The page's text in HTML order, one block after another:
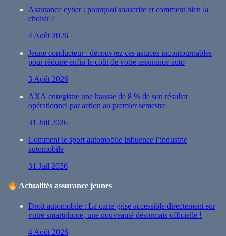
Assurance cyber : pourquoi souscrire et comment bien la
choisir ?
4 Août 2026
Jeune conducteur : découvrez ces astuces incontournables
pour réduire enfin le coût de votre assurance auto
3 Août 2026
AXA enregistre une hausse de 8 % de son résultat
opérationnel par action au premier semestre
31 Juil 2026
Comment le sport automobile influence l’industrie
automobile
31 Juil 2026
Actualités assurance jeunes
Droit automobile : La carte grise accessible directement sur
votre smartphone, une nouveauté désormais officielle !
4 Août 2026